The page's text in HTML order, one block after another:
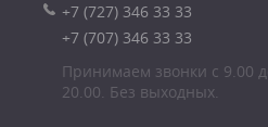
+7 (727) 346 33 33
+7 (707) 346 33 33
Принимаем звонки с 9.00
20.00. Без выходных.